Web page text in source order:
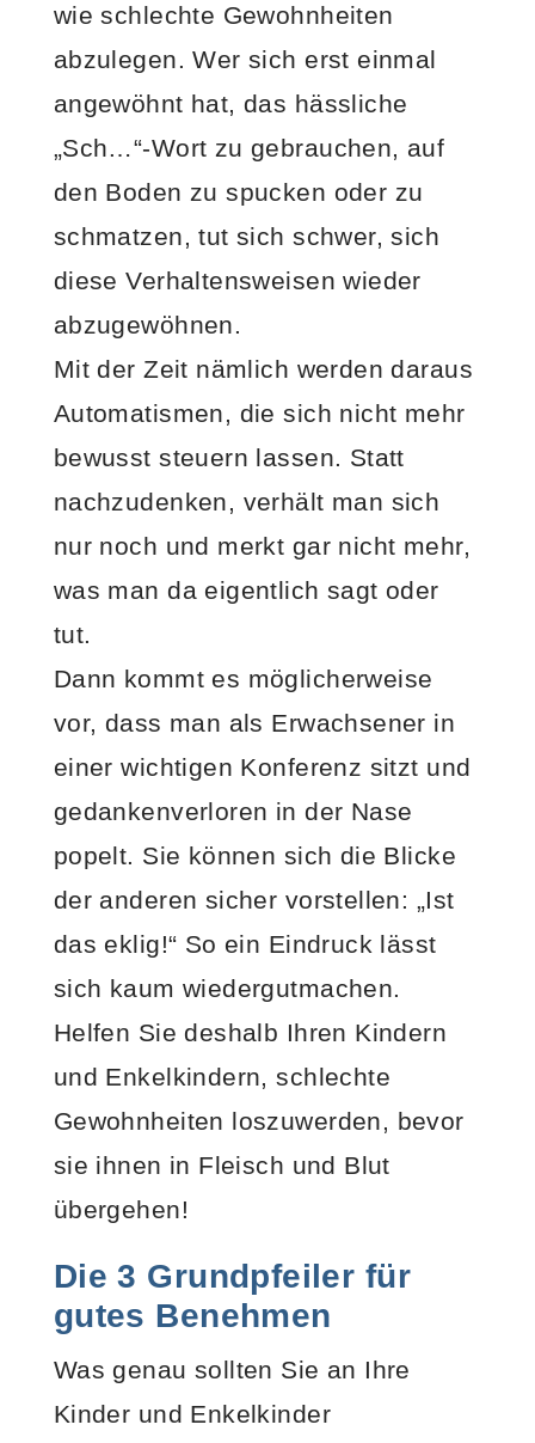
wie schlechte Gewohnheiten
abzulegen. Wer sich erst einmal
angewöhnt hat, das hässliche
„Sch…“-Wort zu gebrauchen, auf
den Boden zu spucken oder zu
schmatzen, tut sich schwer, sich
diese Verhaltensweisen wieder
abzugewöhnen.
Mit der Zeit nämlich werden daraus
Automatismen, die sich nicht mehr
bewusst steuern lassen. Statt
nachzudenken, verhält man sich
nur noch und merkt gar nicht mehr,
was man da eigentlich sagt oder
tut.
Dann kommt es möglicherweise
vor, dass man als Erwachsener in
einer wichtigen Konferenz sitzt und
gedankenverloren in der Nase
popelt. Sie können sich die Blicke
der anderen sicher vorstellen: „Ist
das eklig!“ So ein Eindruck lässt
sich kaum wiedergutmachen.
Helfen Sie deshalb Ihren Kindern
und Enkelkindern, schlechte
Gewohnheiten loszuwerden, bevor
sie ihnen in Fleisch und Blut
übergehen!
Die 3 Grundpfeiler für
gutes Benehmen
Was genau sollten Sie an Ihre
Kinder und Enkelkinder